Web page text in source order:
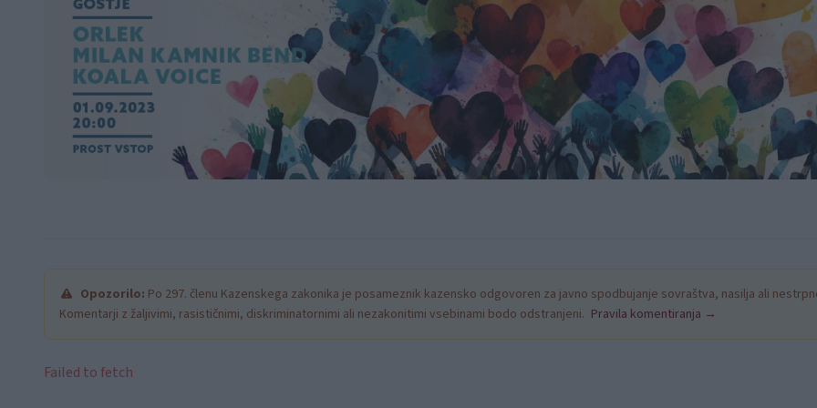
Opozorilo: Po 297. členu Kazenskega zakonika je posameznik kazensko odgovoren za javno spodbujanje sovraštva, nasilja ali
Komentarji z žaljivimi, rasističnimi, diskriminatornimi ali nezakonitimi vsebinami bodo odstranjeni. Pravila komentiranja →
Failed to fetch